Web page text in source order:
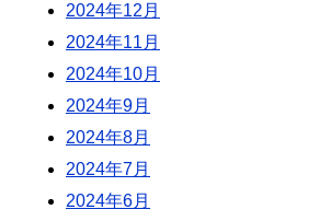
2024年12月
2024年11月
2024年10月
2024年9月
2024年8月
2024年7月
2024年6月